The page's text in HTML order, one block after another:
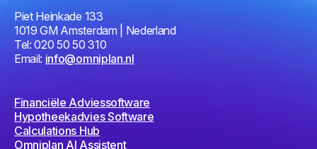
Piet Heinkade 133
1019 GM Amsterdam | Nederland
Tel: 020 50 50 310
Email: info@omniplan.nl
Financiële Adviessoftware
Hypotheekadvies Software
Calculations Hub
Omniplan AI Assistent